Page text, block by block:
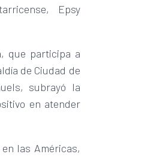
Epsy
que participa a
de Ciudad de
subrayó la
en atender
las Américas,